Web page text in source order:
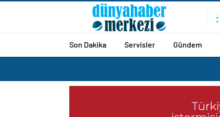
Son Dakika Servisler Gündem